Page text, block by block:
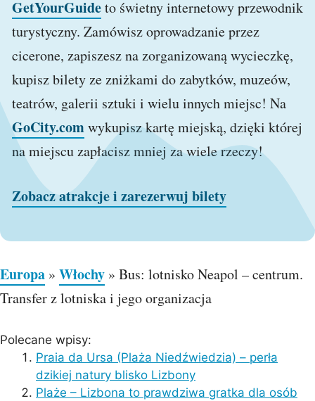
GetYourGuideto świetny internetowy przewodnik
turystyczny. Zamówisz oprowadzanie przez
cicerone, zapiszesz na zorganizowaną wycieczkę,
kupisz bilety ze zniżkami do zabytków, muzeów,
teatrów, galerii sztuki i wielu innych miejsc! Na
GoCity.comwykupisz kartę miejską, dzięki której
na miejscu zapłacisz mniej za wiele rzeczy!
Zobacz atrakcje i zarezerwuj bilety
Europa » Włochy » Bus: lotnisko Neapol – centrum.
Transfer z lotniska i jego organizacja
Polecane wpisy:
Praia da Ursa (Plaża Niedźwiedzia) – perła
dzikiej natury blisko Lizbony
Plaże – Lizbona to prawdziwa gratka dla osób